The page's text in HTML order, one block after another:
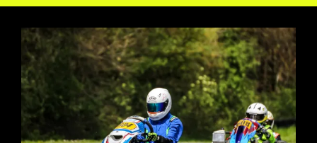
Lehrreicher Einstand in Seniorklasse 25 Apr.
Louis Arnold im Förderkader des ADAC Nordbaden 22 März